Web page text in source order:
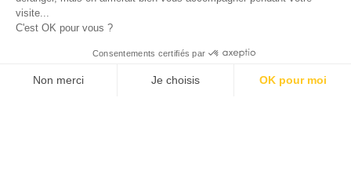
visite...
C'est OK pour vous ?
Consentements certifiés par
Non merci Je choisis OK pour moi
★★★★★